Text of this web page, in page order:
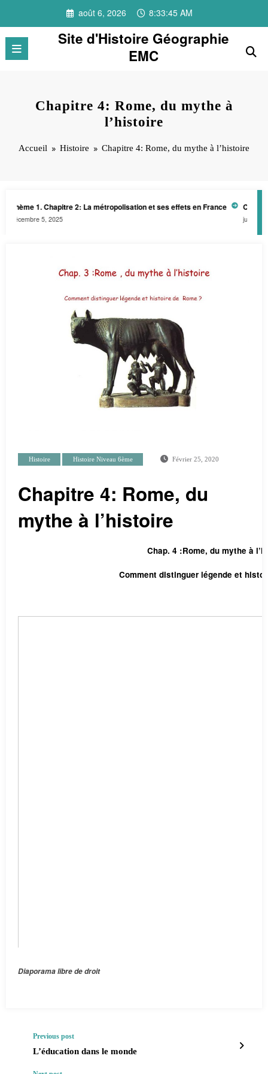
contenu
août 6, 2026 8:33:45 AM
Site d'Histoire Géographie
EMC
Chapitre 4: Rome, du mythe à
l’histoire
Accueil Histoire Chapitre 4: Rome, du mythe à l’histoire
Thème 1. Chapitre 2: La métropolisation et ses effets en France
décembre 5, 2025
Club
juin 27,
Histoire Histoire Niveau 6ème Février 25, 2020
Chapitre 4: Rome, du
mythe à l’histoire
Chap. 4 :Rome, du mythe à
Comment distinguer légende et
Diaporama libre de droit
Previous post
L’éducation dans le monde